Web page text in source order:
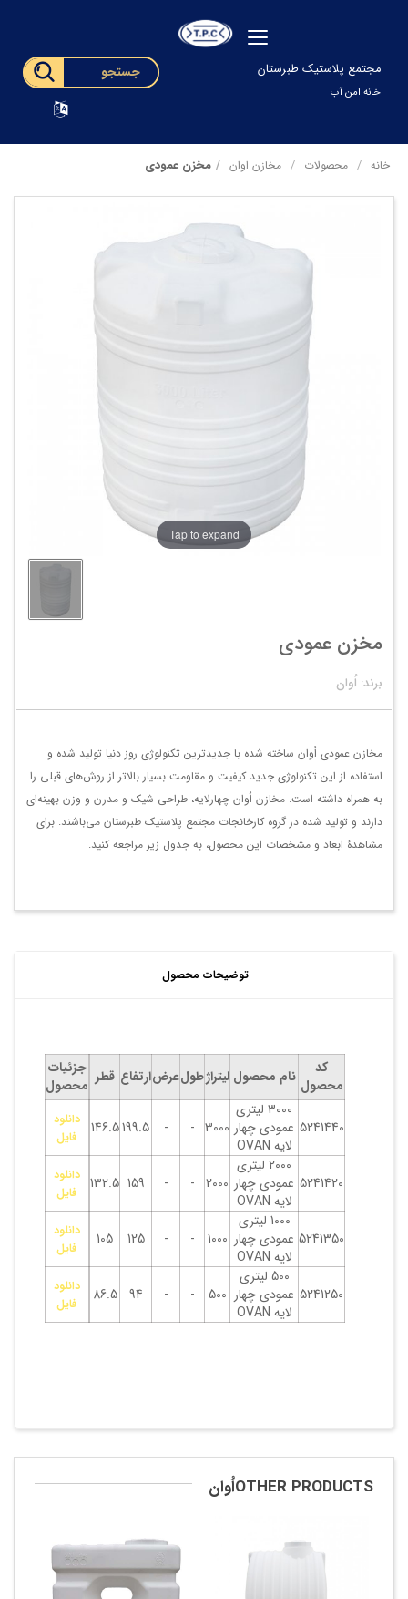
مجتمع پلاستیک طبرستان
خانه امن آب
خانه محصولات مخازن اوان مخزن عمودی
Tap to expand
مخزن عمودی
برند: اُوان
مخازن عمودی اُوان ساخته شده با جدیدترین تکنولوژی روز دنیا تولید شده و
استفاده از این تکنولوژی جدید کیفیت و مقاومت بسیار بالاتر از روش‌های قبلی را
به همراه داشته است. مخازن اُوان چهارلایه، طراحی شیک و مدرن و وزن بهینه‌ای
دارند و تولید شده در گروه کارخانجات مجتمع پلاستیک طبرستان می‌باشند. برای
مشاهدۀ ابعاد و مشخصات این محصول، به جدول زیر مراجعه کنید.
توضیحات محصول
کد
محصول نام محصول لیتراژطولعرضارتفاع قطر جزئیات
محصول
5241440
3000 لیتری
عمودی چهار
لایه OVAN
3000
-
-
199.5
146.5
دانلود
فایل
5241420
2000 لیتری
عمودی چهار
لایه OVAN
2000
-
-
159
132.5
دانلود
فایل
5241350
1000 لیتری
عمودی چهار
لایه OVAN
1000
-
-
125
105
دانلود
فایل
5241250
500 لیتری
عمودی چهار
لایه OVAN
500
-
-
94
86.5
دانلود
فایل
OTHER PRODUCTSاُوان